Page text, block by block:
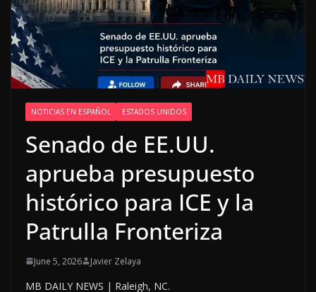
NOTICIAS EN ESPAÑOL ESTADOS UNIDOS
Senado de EE.UU.
aprueba presupuesto
histórico para ICE y la
Patrulla Fronteriza
June 5, 2026 Javier Zelaya
MB DAILY NEWS | Raleigh, NC.